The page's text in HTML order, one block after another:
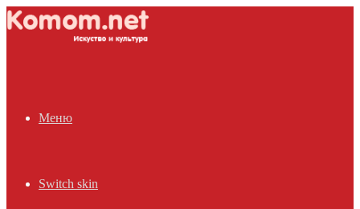
Меню
Switch skin